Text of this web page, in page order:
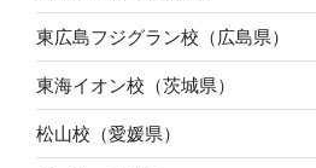
東広島フジグラン校（広島県）
東海イオン校（茨城県）
松山校（愛媛県）